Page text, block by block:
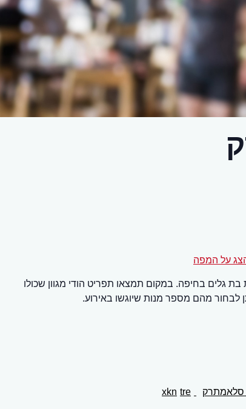
על המפה
גלים בחיפה. במקום תמצאו תפריט הודי מגוון שכולו
לבחור מהם מספר מנות שיוגשו באירוע.
סלאמתרק tre